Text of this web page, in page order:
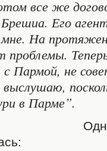
все же
Брешиа. Его
На
проблемы.
Пармой, не
выслушаю,
в Парме”.
эта